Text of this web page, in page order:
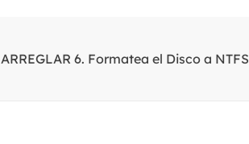
ARREGLAR 6. Formatea el Disco a NTFS